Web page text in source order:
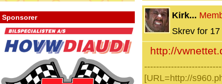
Sponsorer Kirk...
Skrev for
http://
[URL=http://